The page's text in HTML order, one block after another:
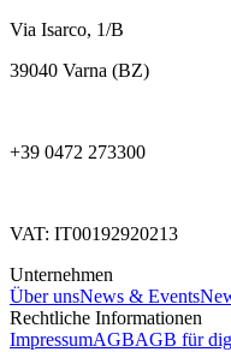
Via Isarco, 1/B
39040 Varna (BZ)
+39 0472 273300
VAT: IT00192920213
Unternehmen
Über unsNews & Events
Rechtliche Informationen
ImpressumAGBAGB für